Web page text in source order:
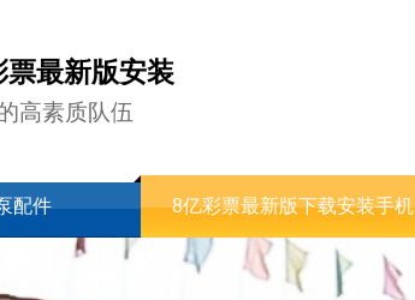
票最新版安装
高素质队伍
配件 8亿彩票最新版下载安装手机